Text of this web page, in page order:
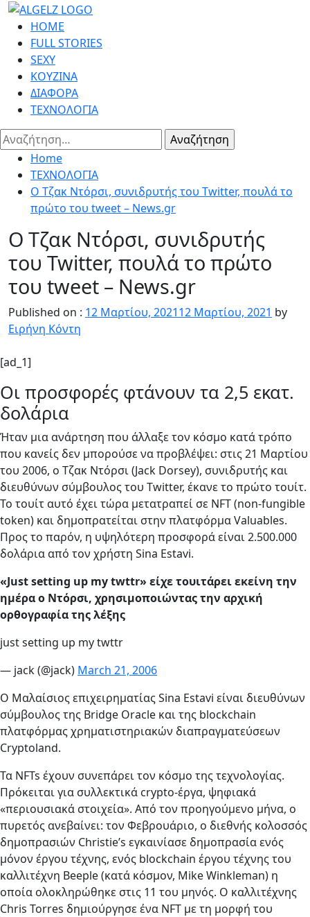
Skip
content
Primary
Menu
HOME
FULL STORIES
SEXY
ΚΟΥΖΙΝΑ
ΔΙΑΦΟΡΑ
ΤΕΧΝΟΛΟΓΙΑ
Αναζήτηση
για:
Home
ΤΕΧΝΟΛΟΓΙΑ
Ο Τζακ Ντόρσι, συνιδρυτής του Twitter, πουλά το
πρώτο του tweet – News.gr
Ο Τζακ Ντόρσι, συνιδρυτής
του Twitter, πουλά το πρώτο
του tweet – News.gr
Published on : 12 Μαρτίου, 202112 Μαρτίου, 2021 by
Ειρήνη Κόντη
[ad_1]
Οι προσφορές φτάνουν τα 2,5 εκατ.
δολάρια
Ήταν μια ανάρτηση που άλλαξε τον κόσμο κατά τρόπο
που κανείς δεν μπορούσε να προβλέψει: στις 21 Μαρτίου
του 2006, ο Τζακ Ντόρσι (Jack Dorsey), συνιδρυτής και
διευθύνων σύμβουλος του Twitter, έκανε το πρώτο τουίτ.
Το τουίτ αυτό έχει τώρα μετατραπεί σε NFT (non-fungible
token) και δημοπρατείται στην πλατφόρμα Valuables.
Προς το παρόν, η υψηλότερη προσφορά είναι 2.500.000
δολάρια από τον χρήστη Sina Estavi.
«Just setting up my twttr» είχε τουιτάρει εκείνη την
ημέρα ο Ντόρσι, χρησιμοποιώντας την αρχική
ορθογραφία της λέξης
just setting up my twttr
— jack (@jack) March 21, 2006
Ο Μαλαίσιος επιχειρηματίας Sina Estavi είναι διευθύνων
σύμβουλος της Bridge Oracle και της blockchain
πλατφόρμας χρηματιστηριακών διαπραγματεύσεων
Cryptoland.
Τα NFTs έχουν συνεπάρει τον κόσμο της τεχνολογίας.
Πρόκειται για συλλεκτικά crypto-έργα, ψηφιακά
«περιουσιακά στοιχεία». Από τον προηγούμενο μήνα, ο
πυρετός ανεβαίνει: τον Φεβρουάριο, ο διεθνής κολοσσός
δημοπρασιών Christie’s εγκαινίασε δημοπρασία ενός
μόνον έργου τέχνης, ενός blockchain έργου τέχνης του
καλλιτέχνη Beeple (κατά κόσμον, Mike Winkleman) η
οποία ολοκληρώθηκε στις 11 του μηνός. Ο καλλιτέχνης
Chris Torres δημιούργησε ένα NFT με τη μορφή του